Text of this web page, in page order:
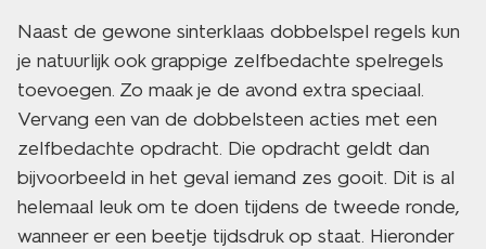
Naast de gewone sinterklaas dobbelspel regels kun
je natuurlijk ook grappige zelfbedachte spelregels
toevoegen. Zo maak je de avond extra speciaal.
Vervang een van de dobbelsteen acties met een
zelfbedachte opdracht. Die opdracht geldt dan
bijvoorbeeld in het geval iemand zes gooit. Dit is al
helemaal leuk om te doen tijdens de tweede ronde,
wanneer er een beetje tijdsdruk op staat. Hieronder